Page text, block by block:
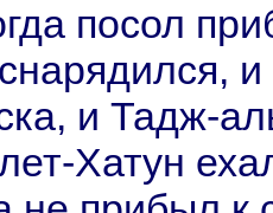
и Тадж-
Хатун